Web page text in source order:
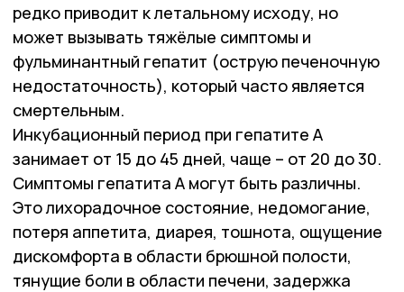
редко приводит к летальному исходу, но
может вызывать тяжёлые симптомы и
фульминантный гепатит (острую печеночную
недостаточность), который часто является
смертельным.
Инкубационный период при гепатите А
занимает от 15 до 45 дней, чаще – от 20 до 30.
Симптомы гепатита А могут быть различны.
Это лихорадочное состояние, недомогание,
потеря аппетита, диарея, тошнота, ощущение
дискомфорта в области брюшной полости,
тянущие боли в области печени, задержка